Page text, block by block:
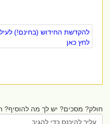
להקדשת החידוש (בחינם!)
לחץ כאן
חולק? מסכים? יש לך מה להוסיף?